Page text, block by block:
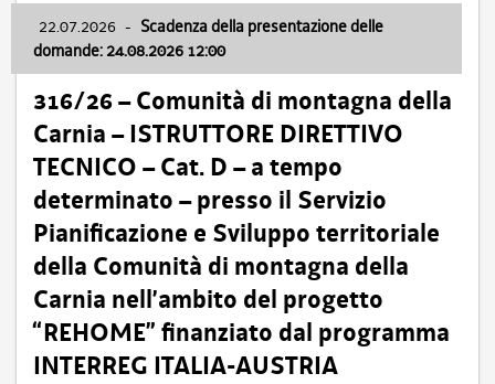
22.07.2026 - Scadenza della presentazione delle
domande: 24.08.2026 12:00
316/26 – Comunità di montagna della
Carnia – ISTRUTTORE DIRETTIVO
TECNICO – Cat. D – a tempo
determinato – presso il Servizio
Pianificazione e Sviluppo territoriale
della Comunità di montagna della
Carnia nell’ambito del progetto
“REHOME” finanziato dal programma
INTERREG ITALIA-AUSTRIA